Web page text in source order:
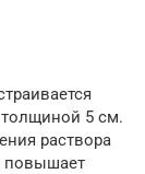
толщиной 5 см.
раствора
повышает